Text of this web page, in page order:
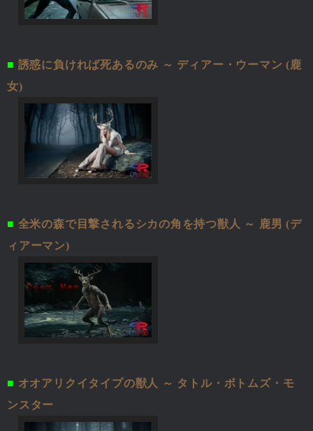
■ 誘惑に負ければ死あるのみ ～ ディアー・ウーマン (鹿
女)
■ 全米の森で目撃されるシカの角を持つ獣人 ～ 鹿男 (デ
ィアーマン)
■ オオアリクイタイプの獣人 ～ タトル・ボトムズ・モ
ンスター